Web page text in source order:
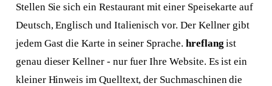
Stellen Sie sich ein Restaurant mit einer Speisekarte auf
Deutsch, Englisch und Italienisch vor. Der Kellner gibt
jedem Gast die Karte in seiner Sprache. hreflang ist
genau dieser Kellner - nur fuer Ihre Website. Es ist ein
kleiner Hinweis im Quelltext, der Suchmaschinen die